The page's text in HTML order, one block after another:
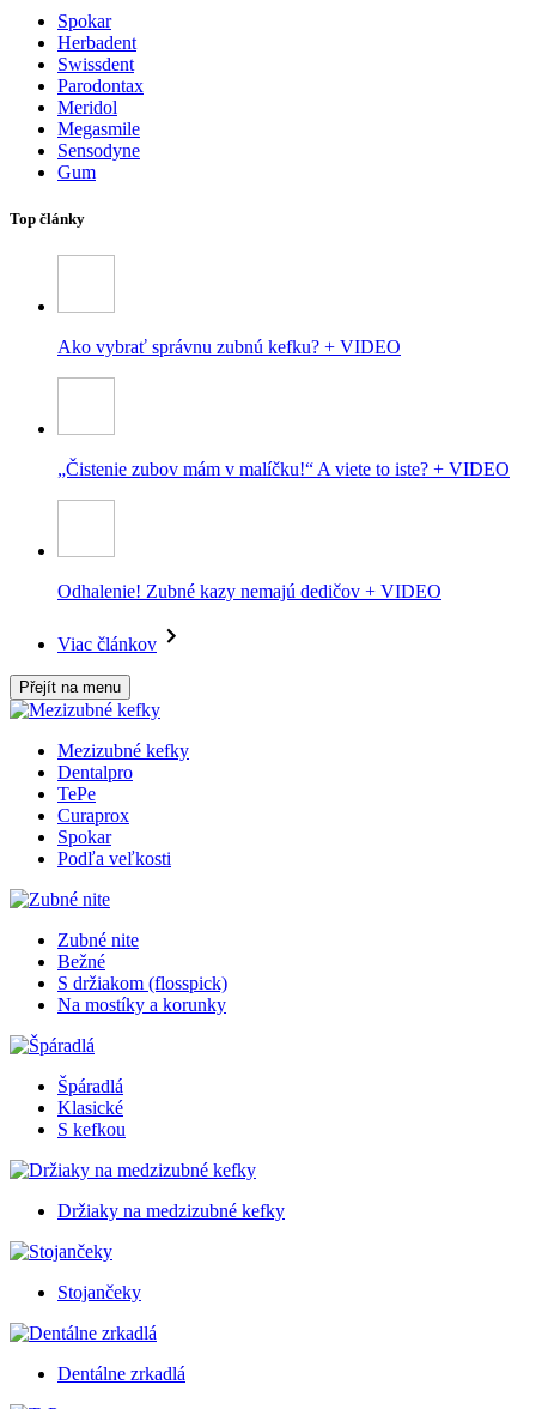
Spokar
Herbadent
Swissdent
Parodontax
Meridol
Megasmile
Sensodyne
Gum
Top články
Ako vybrať správnu zubnú kefku? + VIDEO
„Čistenie zubov mám v malíčku!“ A viete to iste? + VIDEO
Odhalenie! Zubné kazy nemajú dedičov + VIDEO
Viac článkov
Přejít na menu
Mezizubné kefky
Dentalpro
TePe
Curaprox
Spokar
Podľa veľkosti
Zubné nite
Bežné
S držiakom (flosspick)
Na mostíky a korunky
Špáradlá
Klasické
S kefkou
Držiaky na medzizubné kefky
Stojančeky
Dentálne zrkadlá